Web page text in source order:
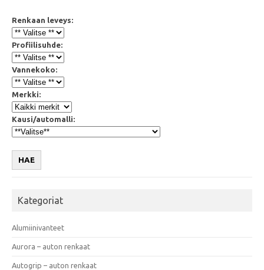
Renkaan leveys:
Profiilisuhde:
Vannekoko:
Merkki:
Kausi/automalli:
HAE
Kategoriat
Alumiinivanteet
Aurora – auton renkaat
Autogrip – auton renkaat